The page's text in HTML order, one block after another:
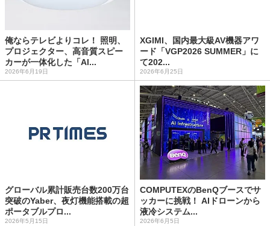
俺ならテレビよりコレ！ 照明、
プロジェクター、高音質スピー
カーが一体化した「Al...
2026年6月19日
XGIMI、国内最大級AV機器アワ
ード「VGP2026 SUMMER」に
て202...
2026年6月25日
グローバル累計販売台数200万台
突破のYaber、夜灯機能搭載の超
ポータブルプロ...
2026年5月15日
COMPUTEXのBenQブースでサ
ッカーに挑戦！ AIドローンから
液冷システム...
2026年6月5日